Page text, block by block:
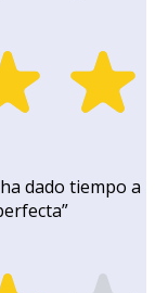
dado tiempo a
”